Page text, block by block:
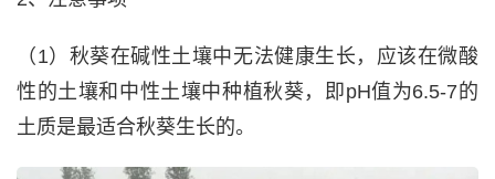
（1）秋葵在碱性土壤中无法健康生长，应该在微酸
性的土壤和中性土壤中种植秋葵，即pH值为6.5-7的
土质是最适合秋葵生长的。